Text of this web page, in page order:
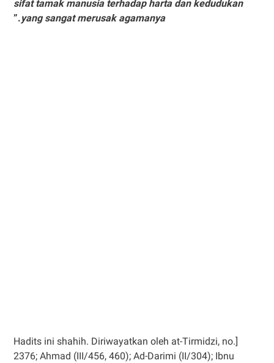
sifat tamak manusia terhadap harta dan kedudukan
yang sangat merusak agamanya
.”
[Hadits ini shahih. Diriwayatkan oleh at-Tirmidzi, no.
2376; Ahmad (III/456, 460); Ad-Darimi (II/304); Ibnu